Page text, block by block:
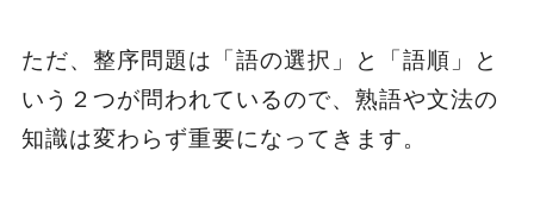
ただ、整序問題は「語の選択」と「語順」と
いう２つが問われているので、熟語や文法の
知識は変わらず重要になってきます。